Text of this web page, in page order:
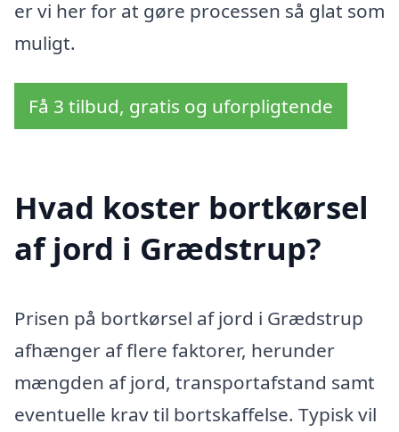
er vi her for at gøre processen så glat som
muligt.
Få 3 tilbud, gratis og uforpligtende
Hvad koster bortkørsel
af jord i Grædstrup?
Prisen på bortkørsel af jord i Grædstrup
afhænger af flere faktorer, herunder
mængden af jord, transportafstand samt
eventuelle krav til bortskaffelse. Typisk vil